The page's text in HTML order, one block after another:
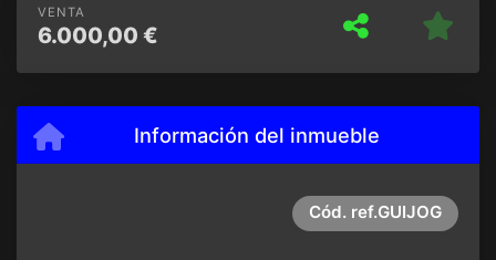
VENTA
6.000,00 €
Información del inmueble
Cód. ref.GUIJOG